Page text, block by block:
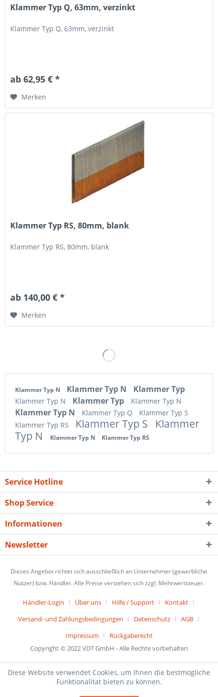
Klammer Typ Q, 63mm, verzinkt
Klammer Typ Q, 63mm, verzinkt
ab 62,95 € *
Merken
Klammer Typ RS, 80mm, blank
Klammer Typ RS, 80mm, blank
ab 140,00 € *
Merken
Klammer Typ N Klammer Typ N Klammer Typ
Klammer Typ N Klammer Typ Klammer Typ N
Klammer Typ N Klammer Typ Q
Klammer Typ S
Klammer Typ RS
Klammer Typ S
Klammer
Typ N
Klammer Typ N Klammer Typ RS
Service Hotline
Shop Service
Informationen
Newsletter
Dieses Angebot richtet sich ausschließlich an Unternehmer (gewerbliche
Nutzer) bzw. Händler. Alle Preise verstehen sich zzgl. Mehrwertsteuer.
Händler-Login Über uns Hilfe / Support
Kontakt
Versand- und Zahlungsbedingungen
Datenschutz
AGB
Impressum
Rückgaberecht
Copyright © 2022 VDT GmbH - Alle Rechte vorbehalten
Diese Website verwendet Cookies, um Ihnen die bestmögliche
Funktionalität bieten zu können.